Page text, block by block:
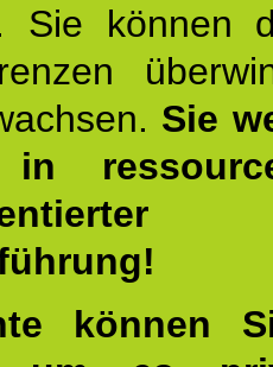
Sie können
Sie
können